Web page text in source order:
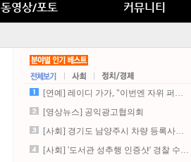
동영상/포토 커뮤니티
[연예] 레이디 가가, "이번엔 자위 퍼…
[영상뉴스] 공익광고협의회
[사회] 경기도 남양주시 차량 등록사…
[사회] '도서관 성추행 인증샷' 경찰 수…